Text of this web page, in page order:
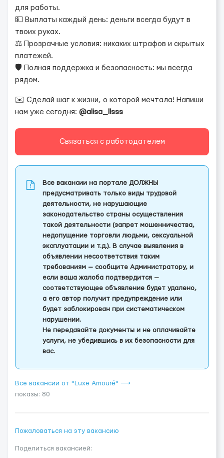
для работы.
💵 Выплаты каждый день: деньги всегда будут в
твоих руках.
⚖️ Прозрачные условия: никаких штрафов и скрытых
платежей.
🛡 Полная поддержка и безопасность: мы всегда
рядом.
✉️ Сделай шаг к жизни, о которой мечтала! Напиши
нам уже сегодня: @alisa_llsss
Связаться с работодателем
Все вакансии на портале ДОЛЖНЫ
предусматривать только виды трудовой
деятельности, не нарушающие
законодательство страны осуществления
такой деятельности (запрет мошенничества,
недопущение торговли людьми, сексуальной
эксплуатации и т.д.). В случае выявления в
объявлении несоответствия таким
требованиям — сообщите Администратору, и
если ваша жалоба подтвердится —
соответствующее объявление будет удалено,
а его автор получит предупреждение или
будет заблокирован при систематическом
нарушении.
Не передавайте документы и не оплачивайте
услуги, не убедившись в их безопасности для
вас.
Все вакансии от "Luxe Amouré" ⟶
показы: 80
Пожаловаться на эту вакансию
Поделиться вакансией: